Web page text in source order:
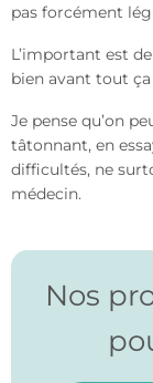
pas forcément
L’important est de
bien avant tout
Je pense qu’on
tâtonnant, en
difficultés, ne
médecin.
Nos